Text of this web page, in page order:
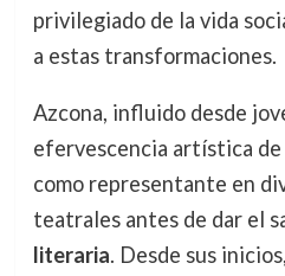
privilegiado de la vida
a estas transformaciones.
Azcona, influido desde
efervescencia artística
como representante en
teatrales antes de dar el
literaria. Desde sus